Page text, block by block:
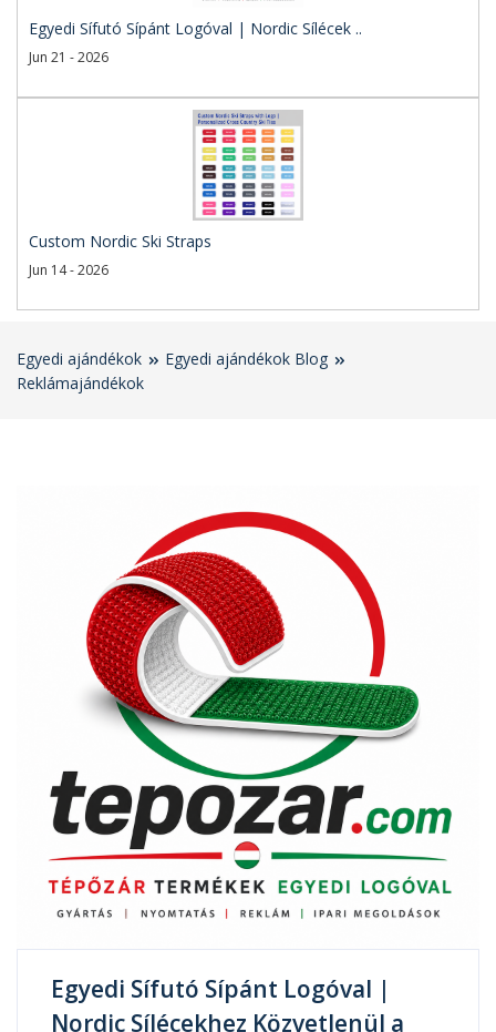
Egyedi Sífutó Sípánt Logóval | Nordic Sílécek ..
Jun 21 - 2026
Custom Nordic Ski Straps
Jun 14 - 2026
Egyedi ajándékok
Egyedi ajándékok Blog
Reklámajándékok
Egyedi Sífutó Sípánt Logóval |
Nordic Sílécekhez Közvetlenül a